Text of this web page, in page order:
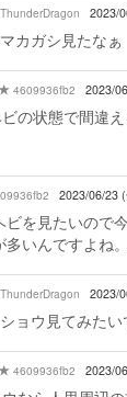
ThunderDragon 2023/
カガシ見たなぁ
4609936fb2 2023/
の状態で間違え
2023/06/23
ビを見たいので
いんですよね。
ThunderDragon 2023/
ョウ見てみたい
4609936fb2 2023/